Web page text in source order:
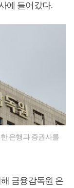
에 들어갔다.
은행과 증권사를
금융감독원 은